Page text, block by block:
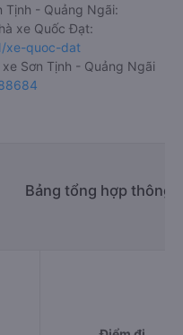
Tịnh - Quảng Ngãi:
xe Quốc Đạt:
xe-quoc-dat
Sơn Tịnh - Quảng Ngãi
Bảng tổng hợp thông